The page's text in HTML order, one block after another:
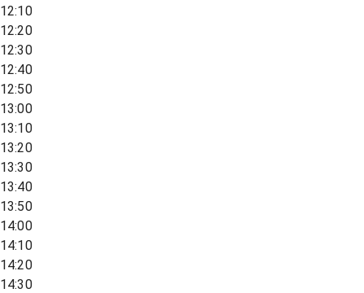
12:10
12:20
12:30
12:40
12:50
13:00
13:10
13:20
13:30
13:40
13:50
14:00
14:10
14:20
14:30